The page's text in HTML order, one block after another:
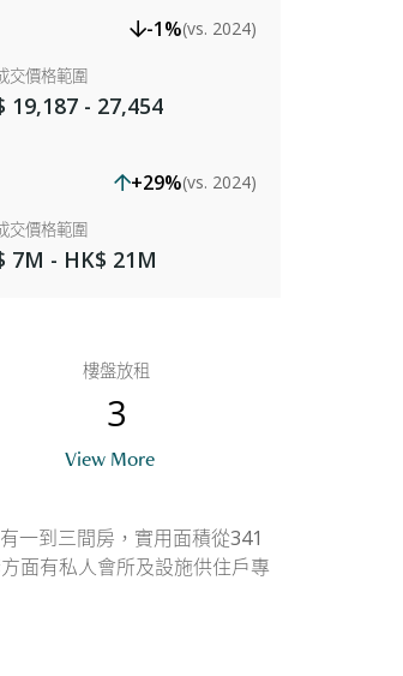
-1%(vs. 2024)
交價格範圍
19,187 - 27,454
+29%(vs. 2024)
交價格範圍
7M - HK$ 21M
樓盤放租
3
View More
一到三間房，實用面積從341
面有私人會所及設施供住戶專